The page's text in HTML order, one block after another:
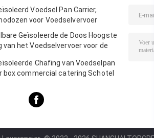
Voedsel Pan Carrier,
voor Voedselvervoer
Geïsoleerde de Doos Hoogste
van het Voedselvervoer voor de
Chafing van Voedselpan
box commercial catering Schotel